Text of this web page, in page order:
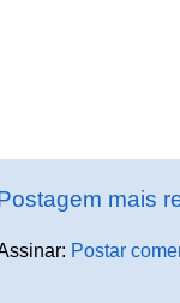
mais
Postar